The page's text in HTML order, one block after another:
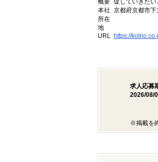
概要 促していきた
本社
所在
地
京都府京都市
URL https://
求人応募
2026/08/
※掲載を